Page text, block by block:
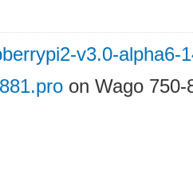
v3.0-alpha6-
on Wago 750-